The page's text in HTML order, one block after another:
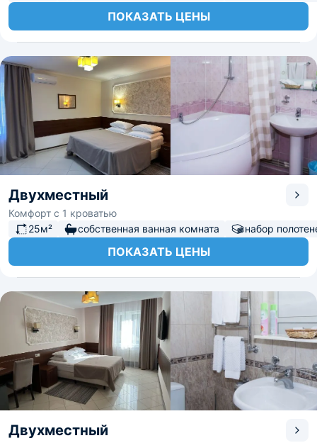
ПОКАЗАТЬ ЦЕНЫ
Двухместный
Комфорт с 1 кроватью
25м²
собственная ванная комната набор
ПОКАЗАТЬ ЦЕНЫ
Двухместный